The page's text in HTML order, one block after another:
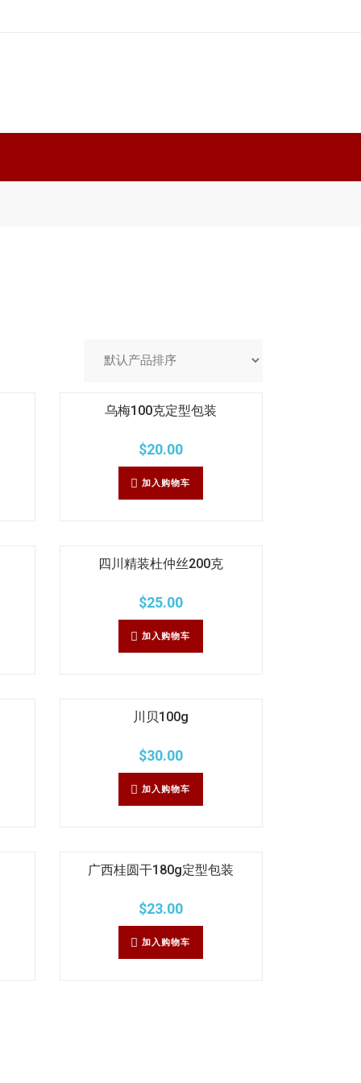
乌梅100克定型包装
$20.00
加入购物车
四川精装杜仲丝200克
$25.00
加入购物车
川贝100g
$30.00
加入购物车
广西桂圆干180g定型包装
$23.00
加入购物车